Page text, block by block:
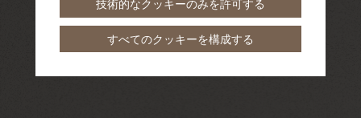
技術的なクッキーのみを許可する
すべてのクッキーを構成する